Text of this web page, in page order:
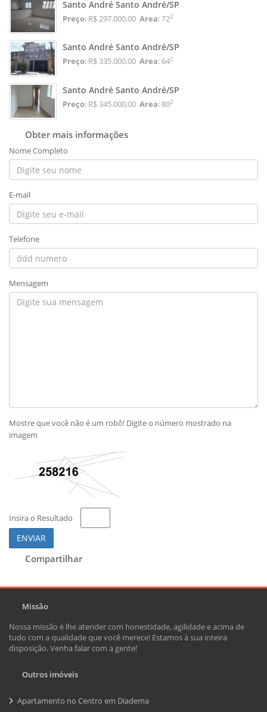
Santo André Santo André/SP
Preço: R$ 297.000,00 Area: 722
Santo André Santo André/SP
Preço: R$ 335.000,00 Area: 642
Santo André Santo André/SP
Preço: R$ 345.000,00 Area: 802
Obter mais informações
Nome Completo
E-mail
Telefone
Mensagem
Mostre que você não é um robô! Digite o número mostrado na
imagem
Insira o Resultado
ENVIAR
Compartilhar
Missão
Nossa missão é lhe atender com honestidade, agilidade e acima de
tudo com a qualidade que você merece! Estamos à sua inteira
disposição. Venha falar com a gente!
Outros imóveis
Apartamento no Centro em Diadema